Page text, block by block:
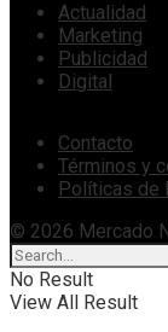
Actualidad
Marketing
Publicidad
Digital
Contacto
Términos y
Políticas de
© 2026 Mercado
No Result
View All Result